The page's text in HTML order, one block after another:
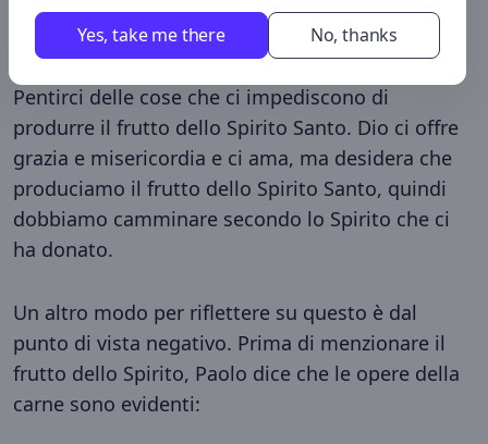
No, allora probabilmente è tempo di tornare al
punto di partenza, tornare all’inizio e pentirci.
Pentirci delle cose che stiamo facendo male.
Pentirci delle cose che ci impediscono di
produrre il frutto dello Spirito Santo. Dio ci offre
grazia e misericordia e ci ama, ma desidera che
produciamo il frutto dello Spirito Santo, quindi
dobbiamo camminare secondo lo Spirito che ci
ha donato.
Un altro modo per riflettere su questo è dal
punto di vista negativo. Prima di menzionare il
frutto dello Spirito, Paolo dice che le opere della
carne sono evidenti:
Yes, take me there No, thanks